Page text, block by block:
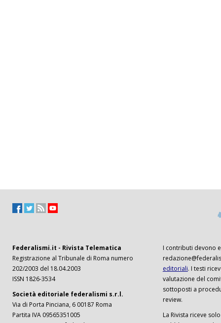
Federalismi.it - Rivista Telematica
Registrazione al Tribunale di Roma numero
202/2003 del 18.04.2003
ISSN 1826-3534
Società editoriale federalismi s.r.l.
Via di Porta Pinciana, 6 00187 Roma
Partita IVA 09565351005
I contributi devono
editoriali. I testi
valutazione del
sottoposti a
review.
La Rivista riceve